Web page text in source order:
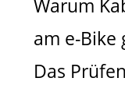
Warum
am e-Bike
Das